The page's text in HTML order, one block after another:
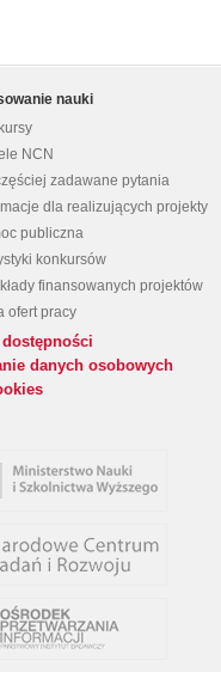
nauki
NCN
zadawane pytania
dla realizujących projekty
publiczna
konkursów
finansowanych projektów
ofert pracy
dostępności
danych osobowych